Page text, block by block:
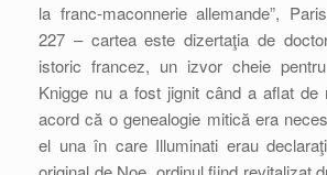
la franc-maconnerie allemande”,
227 – cartea este dizertaţia de
istoric francez, un izvor cheie
Knigge nu a fost jignit când a aflat de
acord că o genealogie mitică era
el una în care Illuminati erau